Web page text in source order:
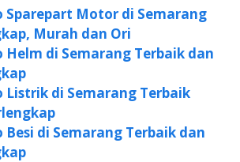
Sparepart Motor di Semarang
Murah dan Ori
Helm di Semarang Terbaik dan
Listrik di Semarang Terbaik
Besi di Semarang Terbaik dan